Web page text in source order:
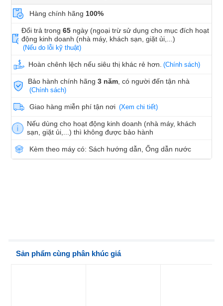
Hàng chính hãng 100%
Đổi trả trong65 ngày (ngoại trừ sử dụng cho mục đích hoạt
động kinh doanh (nhà máy, khách sạn, giặt ủi,...)
(Nếu do lỗi kỹ thuật)
Hoàn chênh lệch nếu siêu thị khác rẻ hơn. (Chính sách)
Bảo hành chính hãng3 năm , có người đến tận nhà
(Chính sách)
Giao hàng miễn phí tận nơi (Xem chi tiết)
Nếu dùng cho hoạt động kinh doanh (nhà máy, khách
sạn, giặt ủi,...) thì không được bảo hành
Kèm theo máy có: Sách hướng dẫn, Ống dẫn nước
Sản phẩm cùng phân khúc giá